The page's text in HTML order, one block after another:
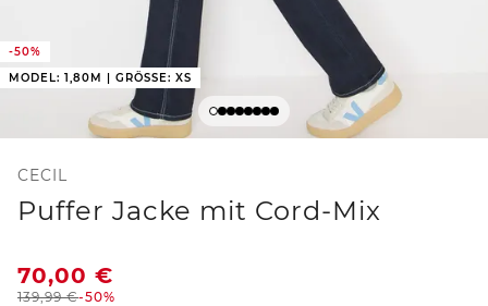
-50%
MODEL: 1,80M | GRÖSSE: XS
CECIL
Puffer Jacke mit Cord-Mix
70,00 €
139,99€-50%